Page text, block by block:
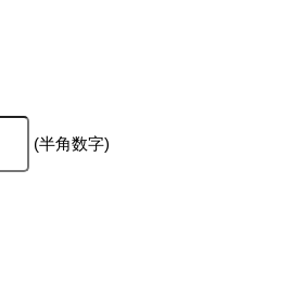
(半角数字)